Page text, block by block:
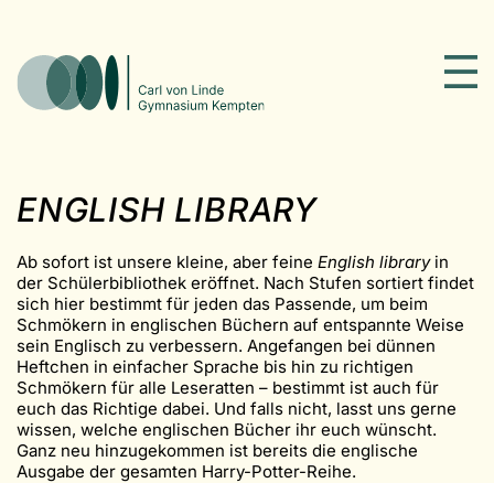
ENGLISH LIBRARY
Ab sofort ist unsere kleine, aber feine English libraryin
der Schülerbibliothek eröffnet. Nach Stufen sortiert findet
sich hier bestimmt für jeden das Passende, um beim
Schmökern in englischen Büchern auf entspannte Weise
sein Englisch zu verbessern. Angefangen bei dünnen
Heftchen in einfacher Sprache bis hin zu richtigen
Schmökern für alle Leseratten – bestimmt ist auch für
euch das Richtige dabei. Und falls nicht, lasst uns gerne
wissen, welche englischen Bücher ihr euch wünscht.
Ganz neu hinzugekommen ist bereits die englische
Ausgabe der gesamten Harry-Potter-Reihe.